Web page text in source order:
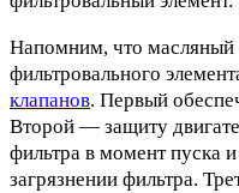
Напомним, что масляный
фильтровального
клапанов. Первый
Второй — защиту
фильтра в момент пуска
загрязнении фильтра.